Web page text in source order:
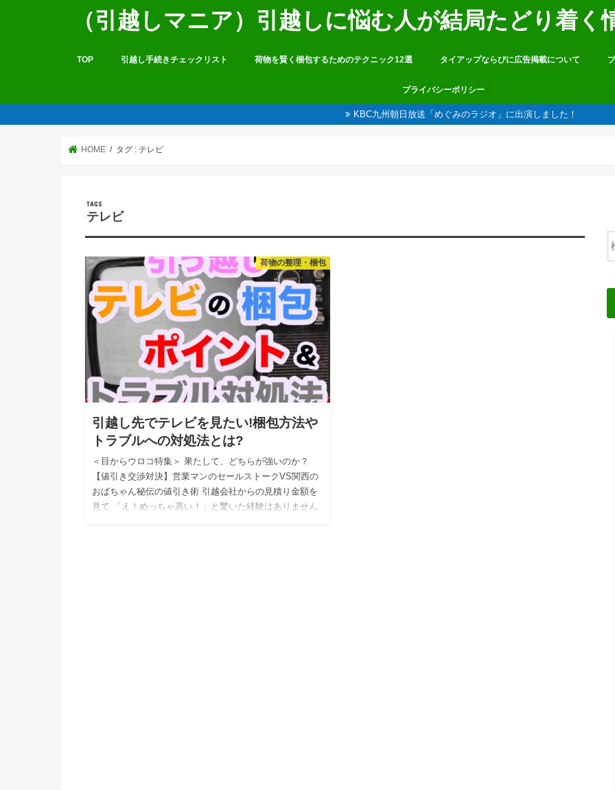
（引越しマニア）引越しに悩む人が結局たどり着く
TOP 引越し手続きチェックリスト 荷物を賢く梱包するためのテクニック12選 タイアップならびに広告掲載について
プライバシーポリシー
KBC九州朝日放送「めぐみのラジオ」に出演しました！
HOME タグ : テレビ
テレビ
荷物の整理・梱包
引越し先でテレビを見たい!梱包方法や
トラブルへの対処法とは?
＜目からウロコ特集＞ 果たして、どちらが強いのか？
【値引き交渉対決】営業マンのセールストークVS関西の
おばちゃん秘伝の値引き術 引越会社からの見積り金額を
見て 「え！めっちゃ高い！」と驚いた経験はありません